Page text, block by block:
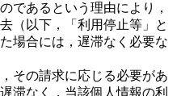
であるという理由により，
（以下，「利用停止等」と
場合には，遅滞なく必要な
その請求に応じる必要があ
滞なく，当該個人情報の利